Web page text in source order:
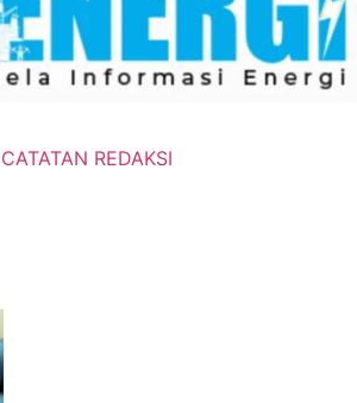
CATATAN REDAKSI